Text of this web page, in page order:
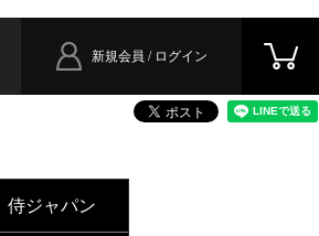
新規会員 / ログイン
侍ジャパン